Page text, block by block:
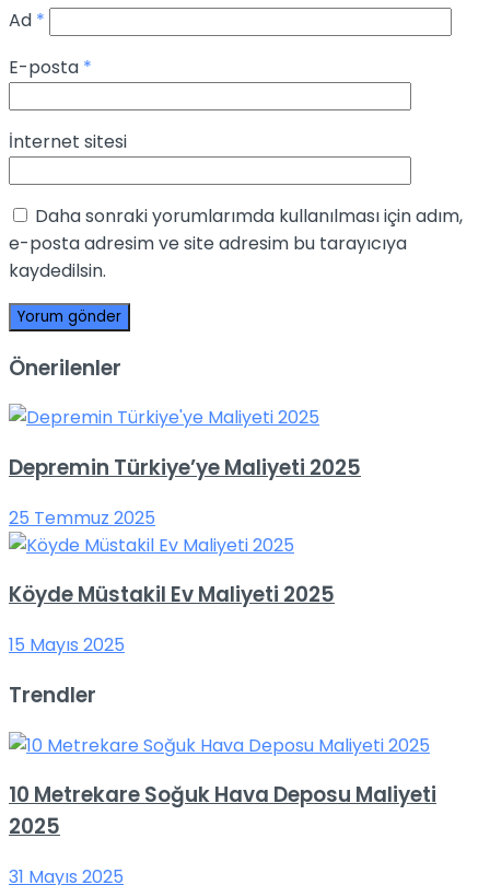
Ad *
E-posta *
İnternet sitesi
Daha sonraki yorumlarımda kullanılması için adım,
e-posta adresim ve site adresim bu tarayıcıya
kaydedilsin.
Önerilenler
Depremin Türkiye’ye Maliyeti 2025
25 Temmuz 2025
Köyde Müstakil Ev Maliyeti 2025
15 Mayıs 2025
Trendler
10 Metrekare Soğuk Hava Deposu Maliyeti
2025
31 Mayıs 2025